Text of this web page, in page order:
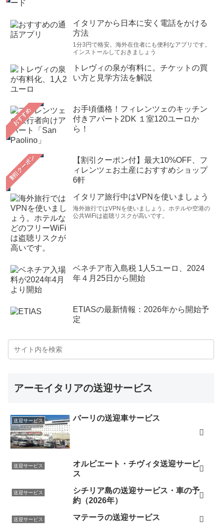
イタリアから日本に安く電話をかける
方法
1分3円で格安。海外在住者にも便利なアプリです。
インストールしておきましょう
トレヴィの泉が有料に。チケットの買
い方と見学方法を解説
おすすめ
お手頃価格！フィレンツェのキッチン
付きアパート2DK １室120ユーロか
ら！
【割引クーポン付】最大10%OFF、フ
ィレンツェお土産におすすめショップ
6軒
イタリア旅行中はVPNを使いましょう
海外旅行ではVPNを使いましょう。ホテルや空港の
公共WiFiは盗聴リスクが高いです。
ベネチア市入島税 1人5ユーロ、2024
年４月25日から開始
ETIASの最新情報：2026年から開始予
定
アーモイタリアの送迎サービス
送迎サービス バーリの送迎車サービス
送迎サービス
オルビエート・チヴィタ送迎サービ
ス
送迎サービス
シチリア島の送迎サービス・車の予
約（2026年）
送迎サービス マテーラの送迎サービス